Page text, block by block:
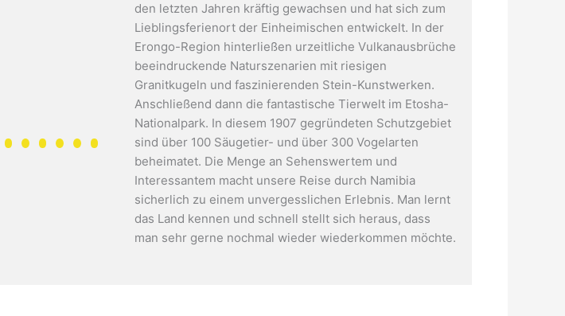
Die Sesriem-Schlucht
den letzten Jahren kräftig gewachsen und hat sich zum
Lieblingsferienort der Einheimischen entwickelt. In der
Erongo-Region hinterließen urzeitliche Vulkanausbrüche
beeindruckende Naturszenarien mit riesigen
Granitkugeln und faszinierenden Stein-Kunstwerken.
Anschließend dann die fantastische Tierwelt im Etosha-
Nationalpark. In diesem 1907 gegründeten Schutzgebiet
sind über 100 Säugetier- und über 300 Vogelarten
beheimatet. Die Menge an Sehenswertem und
Interessantem macht unsere Reise durch Namibia
sicherlich zu einem unvergesslichen Erlebnis. Man lernt
das Land kennen und schnell stellt sich heraus, dass
man sehr gerne nochmal wieder wiederkommen möchte.